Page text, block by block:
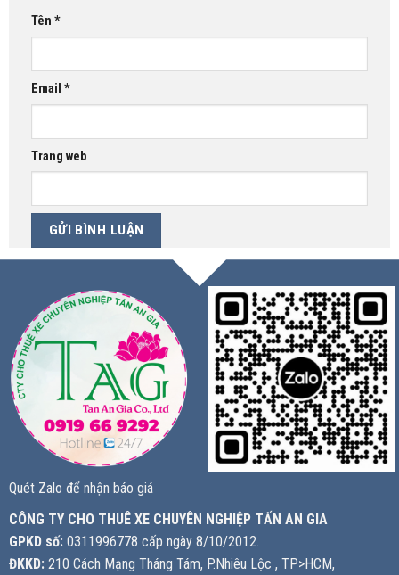
Tên *
Email *
Trang web
Quét Zalo để nhận báo giá
CÔNG TY CHO THUÊ XE CHUYÊN NGHIỆP TẤN AN GIA
GPKD số: 0311996778 cấp ngày 8/10/2012.
ĐKKD: 210 Cách Mạng Tháng Tám, P.Nhiêu Lộc , TP>HCM,